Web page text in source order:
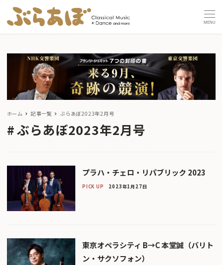
MENU
ホーム 記事一覧 ぶらあぼ2023年2月号
ぶらあぼ2023年2月号
プラハ・チェロ・リパブリック 2023
PICK UP 2023年1月27日
東京オペラシティ B→C 本堂誠（バリト
ン・サクソフォン）